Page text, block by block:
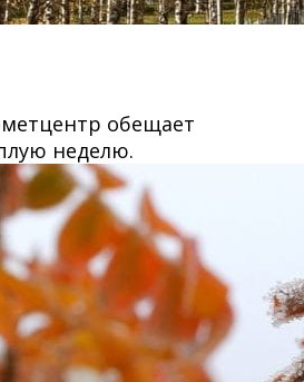
обещает
неделю.